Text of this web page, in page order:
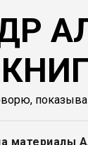
материалы